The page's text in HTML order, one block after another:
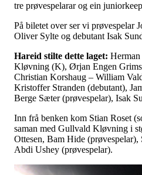
tre prøvespelarar og ein
På biletet over ser vi prøvespelar
Oliver Sylte og debutant Isak
Hareid stilte dette laget:
Kløvning (K), Ørjan Engen
Christian Korshaug – William
Kristoffer Stranden (debutant),
Berge Sæter (prøvespelar), Isak
Inn frå benken kom Stian Roset
saman med Gullvald Kløvning i
Ottesen, Bam Hide
Abdi Ushey (prøvespelar).